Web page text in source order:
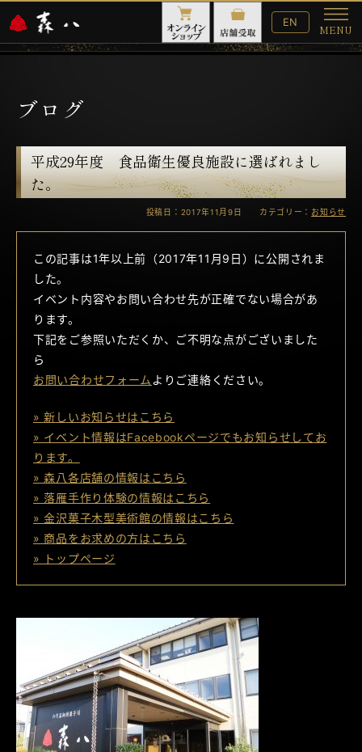
English
Website
EN
MENU
メ
ニ
ブログ
平成29年度 食品衛生優良施設に選ばれまし
た。
投稿日：2017年11月9日 カテゴリー： お知らせ
この記事は1年以上前（2017年11月9日）に公開されま
した。
イベント内容やお問い合わせ先が正確でない場合があ
ります。
下記をご参照いただくか、ご不明な点がございました
ら
お問い合わせフォームよりご連絡ください。
» 新しいお知らせはこちら
» イベント情報はFacebookページでもお知らせしてお
ります。
» 森八各店舗の情報はこちら
» 落雁手作り体験の情報はこちら
» 金沢菓子木型美術館の情報はこちら
» 商品をお求めの方はこちら
» トップページ